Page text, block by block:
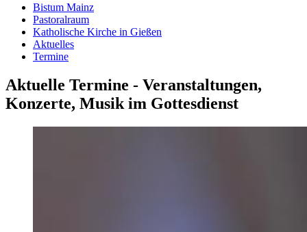
Bistum Mainz
Pastoralraum
Katholische Kirche in Gießen
Aktuelles
Termine
Aktuelle Termine - Veranstaltungen,
Konzerte, Musik im Gottesdienst